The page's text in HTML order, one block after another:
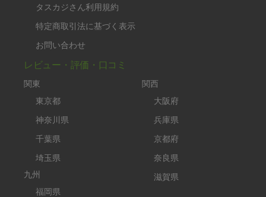
タスカジさん利用規約
特定商取引法に基づく表示
お問い合わせ
レビュー・評価・口コミ
関東
東京都
神奈川県
千葉県
埼玉県
九州
福岡県
関西
大阪府
兵庫県
京都府
奈良県
滋賀県